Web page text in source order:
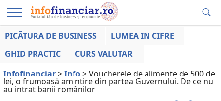
EDUCAȚIE
LA ZI
AFACERILOR
PICĂTURA DE BUSINESS
LUMEA IN CIFRE
GHID PRACTIC
CURS VALUTAR
Infofinanciar>Info>Voucherele de alimente de 500 de
lei, o frumoasă amintire din partea Guvernului. De ce nu
au intrat banii românilor